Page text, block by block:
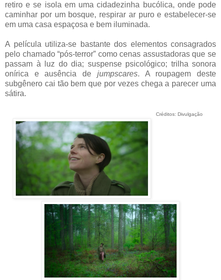
retiro e se isola em uma cidadezinha bucólica, onde pode
caminhar por um bosque, respirar ar puro e estabelecer-se
em uma casa espaçosa e bem iluminada.
A película utiliza-se bastante dos elementos consagrados
pelo chamado “pós-terror” como cenas assustadoras que se
passam à luz do dia; suspense psicológico; trilha sonora
onírica e ausência de jumpscares. A roupagem deste
subgênero cai tão bem que por vezes chega a parecer uma
sátira.
Créditos: Divulgação